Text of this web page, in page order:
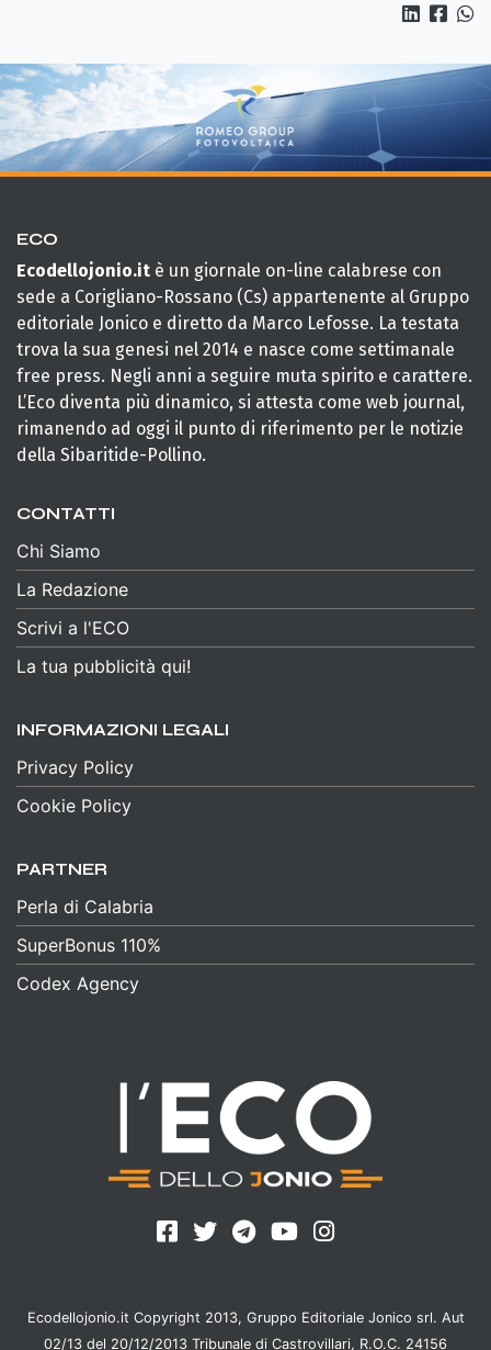
ECO
Ecodellojonio.it è un giornale on-line calabrese con
sede a Corigliano-Rossano (Cs) appartenente al Gruppo
editoriale Jonico e diretto da Marco Lefosse. La testata
trova la sua genesi nel 2014 e nasce come settimanale
free press. Negli anni a seguire muta spirito e carattere.
L’Eco diventa più dinamico, si attesta come web journal,
rimanendo ad oggi il punto di riferimento per le notizie
della Sibaritide-Pollino.
CONTATTI
Chi Siamo
La Redazione
Scrivi a l'ECO
La tua pubblicità qui!
INFORMAZIONI LEGALI
Privacy Policy
Cookie Policy
PARTNER
Perla di Calabria
SuperBonus 110%
Codex Agency
Ecodellojonio.it Copyright 2013, Gruppo Editoriale Jonico srl. Aut
02/13 del 20/12/2013 Tribunale di Castrovillari, R.O.C. 24156